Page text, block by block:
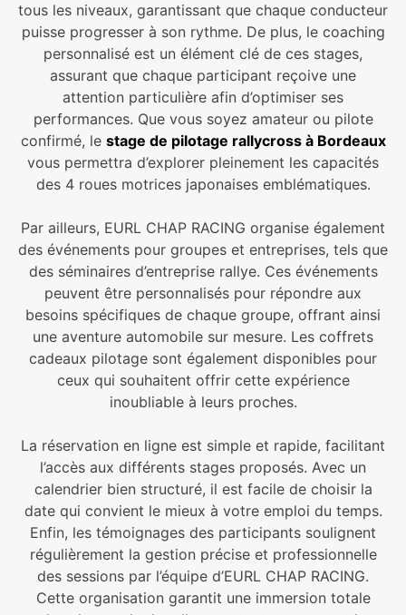
tous les niveaux, garantissant que chaque conducteur
puisse progresser à son rythme. De plus, le coaching
personnalisé est un élément clé de ces stages,
assurant que chaque participant reçoive une
attention particulière afin d’optimiser ses
performances. Que vous soyez amateur ou pilote
confirmé, le stage de pilotage rallycross à Bordeaux
vous permettra d’explorer pleinement les capacités
des 4 roues motrices japonaises emblématiques.
Par ailleurs, EURL CHAP RACING organise également
des événements pour groupes et entreprises, tels que
des séminaires d’entreprise rallye. Ces événements
peuvent être personnalisés pour répondre aux
besoins spécifiques de chaque groupe, offrant ainsi
une aventure automobile sur mesure. Les coffrets
cadeaux pilotage sont également disponibles pour
ceux qui souhaitent offrir cette expérience
inoubliable à leurs proches.
La réservation en ligne est simple et rapide, facilitant
l’accès aux différents stages proposés. Avec un
calendrier bien structuré, il est facile de choisir la
date qui convient le mieux à votre emploi du temps.
Enfin, les témoignages des participants soulignent
régulièrement la gestion précise et professionnelle
des sessions par l’équipe d’EURL CHAP RACING.
Cette organisation garantit une immersion totale